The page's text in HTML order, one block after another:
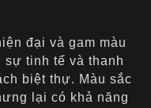
đại và gam màu
sự tinh tế và thanh
biệt thự. Màu sắc
lại có khả năng